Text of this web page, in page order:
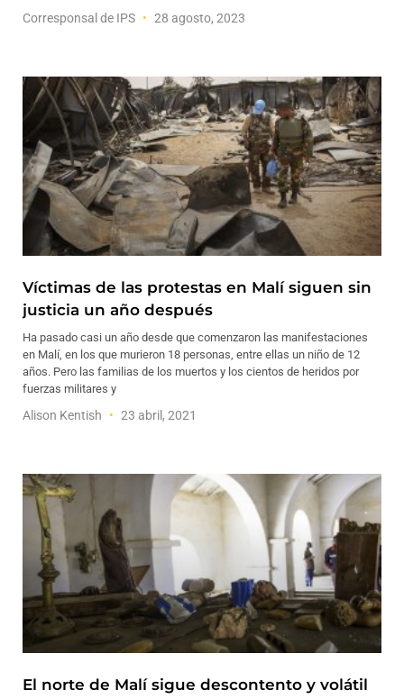
Corresponsal de IPS 28 agosto, 2023
Víctimas de las protestas en Malí siguen sin
justicia un año después
Ha pasado casi un año desde que comenzaron las manifestaciones
en Malí, en los que murieron 18 personas, entre ellas un niño de 12
años. Pero las familias de los muertos y los cientos de heridos por
fuerzas militares y
Alison Kentish 23 abril, 2021
El norte de Malí sigue descontento y volátil